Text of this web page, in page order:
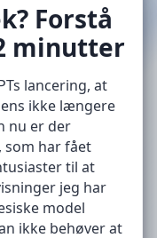
Forstå
minutter
lancering, at
ikke længere
nu er der
som har fået
til at
jeg har
model
ikke behøver at